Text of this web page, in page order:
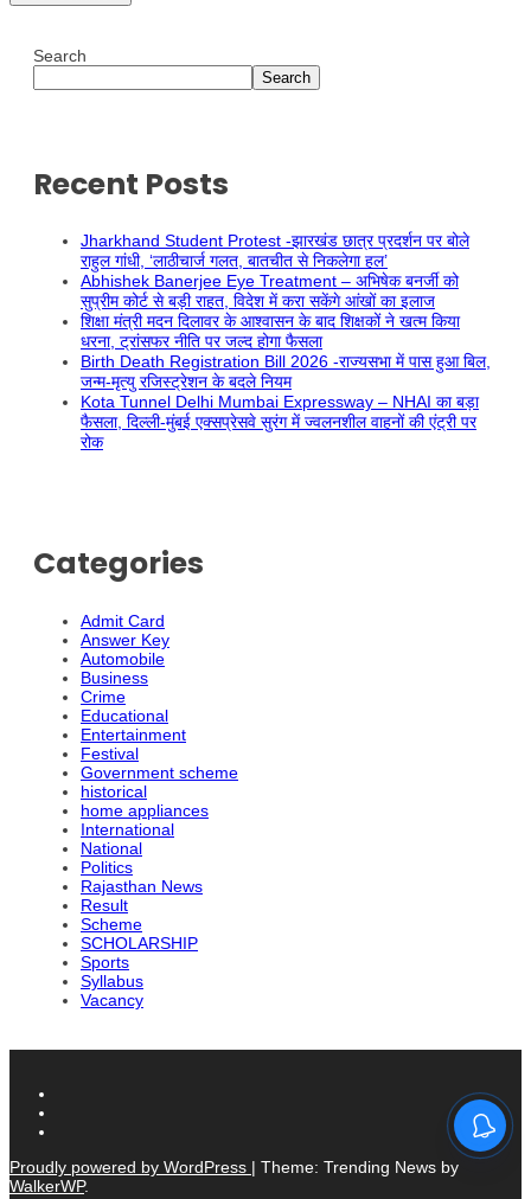
Search
Search
Recent Posts
Jharkhand Student Protest -झारखंड छात्र प्रदर्शन पर बोले
राहुल गांधी, ‘लाठीचार्ज गलत, बातचीत से निकलेगा हल’
Abhishek Banerjee Eye Treatment – अभिषेक बनर्जी को
सुप्रीम कोर्ट से बड़ी राहत, विदेश में करा सकेंगे आंखों का इलाज
शिक्षा मंत्री मदन दिलावर के आश्वासन के बाद शिक्षकों ने खत्म किया
धरना, ट्रांसफर नीति पर जल्द होगा फैसला
Birth Death Registration Bill 2026 -राज्यसभा में पास हुआ बिल,
जन्म-मृत्यु रजिस्ट्रेशन के बदले नियम
Kota Tunnel Delhi Mumbai Expressway – NHAI का बड़ा
फैसला, दिल्ली-मुंबई एक्सप्रेसवे सुरंग में ज्वलनशील वाहनों की एंट्री पर
रोक
Categories
Admit Card
Answer Key
Automobile
Business
Crime
Educational
Entertainment
Festival
Government scheme
historical
home appliances
International
National
Politics
Rajasthan News
Result
Scheme
SCHOLARSHIP
Sports
Syllabus
Vacancy
Proudly powered by WordPress | Theme: Trending News by
WalkerWP.